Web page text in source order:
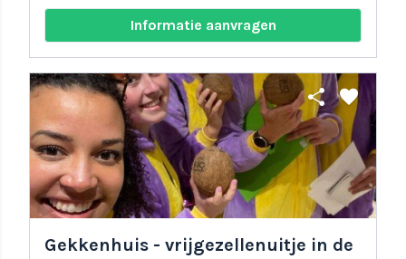
Informatie aanvragen
share favorite
Gekkenhuis - vrijgezellenuitje in de